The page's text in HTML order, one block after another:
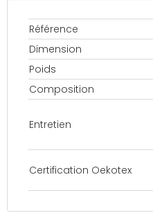
Référence
Dimension
Poids
Composition
Entretien
Certification Oekotex